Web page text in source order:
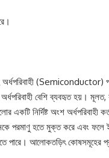
(Semiconductor)
অর্ধপরিবাহী বেশি ব্যবহৃত হয়।
একটি নির্দিষ্ট অংশ অর্ধপরিবাহী
পরমাণু হতে মুক্ত করে এবং ফলে
পারে। আলোকতড়িৎ কোষসমূহের